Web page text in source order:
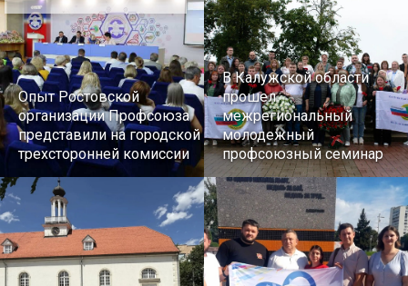
Опыт Ростовской
организации Профсоюза
представили на городской
трехсторонней комиссии
В Калужской области
прошел
межрегиональный
молодежный
профсоюзный семинар